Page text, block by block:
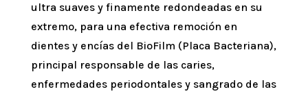
ultra suaves y finamente redondeadas en su
extremo, para una efectiva remoción en
dientes y encías del BioFilm (Placa Bacteriana),
principal responsable de las caries,
enfermedades periodontales y sangrado de las